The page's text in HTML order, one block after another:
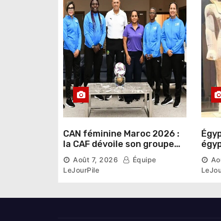
t
i
c
l
e
CAN féminine Maroc 2026 :
la CAF dévoile son groupe
d’experts chargé d’analyser
la compétition
Août 7, 2026
Équipe
LeJourPile
une